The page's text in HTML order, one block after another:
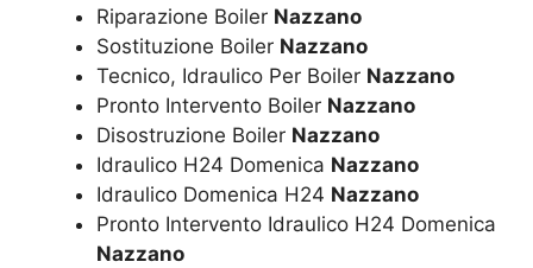
Riparazione Boiler Nazzano
Sostituzione Boiler Nazzano
Tecnico, Idraulico Per Boiler Nazzano
Pronto Intervento Boiler Nazzano
Disostruzione Boiler Nazzano
Idraulico H24 Domenica Nazzano
Idraulico Domenica H24 Nazzano
Pronto Intervento Idraulico H24 Domenica
Nazzano